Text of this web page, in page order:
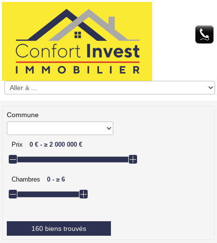
Commune
Prix 0 € -≥ 2 000 000 €
Chambres 0 -≥ 6
160 biens trouvés